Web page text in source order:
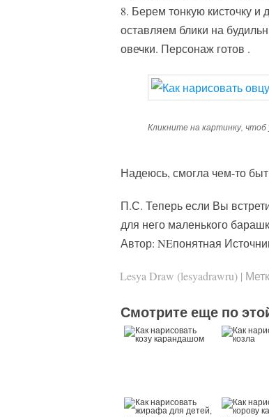
8. Берем тонкую кисточку и
оставляем блики на
овечки. Персонаж готов .
Кликните на картинку, чтоб
Надеюсь, смогла чем-то
П.С. Теперь если Вы
для него маленького
Автор: NEпонятная
Lesya Draw (lesyadrawru) |
Смотрите еще по